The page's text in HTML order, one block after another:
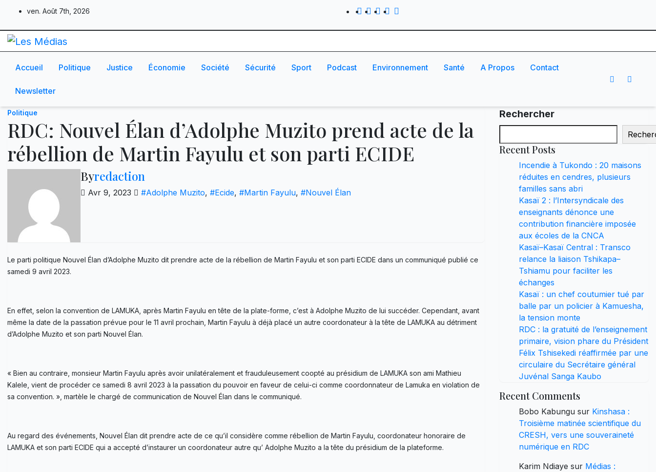
content
ven. Août 7th, 2026
Accueil Politique Justice Économie Société Sécurité Sport Podcast Environnement Santé A Propos Contact
Newsletter
Politique
RDC: Nouvel Élan d’Adolphe Muzito prend acte de la
rébellion de Martin Fayulu et son parti ECIDE
Byredaction
Avr 9, 2023 #Adolphe Muzito, #Ecide, #Martin Fayulu, #Nouvel Élan
Le parti politique Nouvel Élan d’Adolphe Muzito dit prendre acte de la rébellion de Martin Fayulu et son parti ECIDE dans un communiqué publié ce
samedi 9 avril 2023.
En effet, selon la convention de LAMUKA, après Martin Fayulu en tête de la plate-forme, c’est à Adolphe Muzito de lui succéder. Cependant, avant
même la date de la passation prévue pour le 11 avril prochain, Martin Fayulu à déjà placé un autre coordonateur à la tête de LAMUKA au détriment
d’Adolphe Muzito et son parti Nouvel Élan.
« Bien au contraire, monsieur Martin Fayulu après avoir unilatéralement et frauduleusement coopté au présidium de LAMUKA son ami Mathieu
Kalele, vient de procéder ce samedi 8 avril 2023 à la passation du pouvoir en faveur de celui-ci comme coordonnateur de Lamuka en violation de
sa convention. », martèle le chargé de communication de Nouvel Élan dans le communiqué.
Au regard des événements, Nouvel Élan dit prendre acte de ce qu’il considère comme rébellion de Martin Fayulu, coordonateur honoraire de
LAMUKA et son parti ECIDE qui a accepté d’instaurer un coordonateur autre qu’ Adolphe Muzito a la tête du présidium de la plateforme.
Rechercher
Recent Posts
Incendie à Tukondo : 20 maisons
réduites en cendres, plusieurs
familles sans abri
Kasaï 2 : l’Intersyndicale des
enseignants dénonce une
contribution financière imposée
aux écoles de la CNCA
Kasaï–Kasaï Central : Transco
relance la liaison Tshikapa–
Tshiamu pour faciliter les
échanges
Kasaï : un chef coutumier tué par
balle par un policier à Kamuesha,
la tension monte
RDC : la gratuité de l’enseignement
primaire, vision phare du Président
Félix Tshisekedi réaffirmée par une
circulaire du Secrétaire général
Juvénal Sanga Kaubo
Recent Comments
Bobo Kabungu sur Kinshasa :
Troisième matinée scientifique du
CRESH, vers une souveraineté
numérique en RDC
Karim Ndiaye sur Médias :